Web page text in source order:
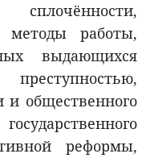
работы,
выдающихся
и общественного
реформы,